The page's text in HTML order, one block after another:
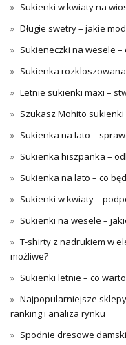
Sukienki w kwiaty na
Długie swetry – jakie
Sukieneczki na wesele
Sukienka
Letnie sukienki maxi –
Szukasz Mohito
Sukienka na lato –
Sukienka hiszpanka –
Sukienka na lato – co
Sukienki w kwiaty –
Sukienki na wesele –
T-shirty z nadrukiem w
możliwe?
Sukienki letnie – co
Najpopularniejsze
ranking i analiza rynku
Spodnie dresowe